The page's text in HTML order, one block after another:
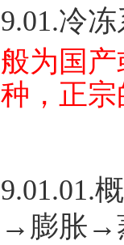
9.01.冷
般为国
种，正宗
9.01.01.
→膨胀→